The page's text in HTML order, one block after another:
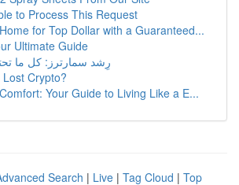
to Process This Request
for Top Dollar with a Guaranteed...
Ultimate Guide
رِشد سمارترز: كل ما
Lost Crypto?
Your Guide to Living Like a E...
Search | Live | Tag Cloud | Top